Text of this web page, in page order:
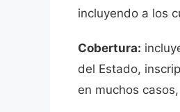
incluyendo a los
Cobertura:
del Estado,
en muchos